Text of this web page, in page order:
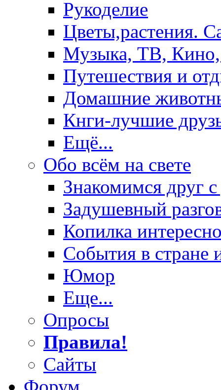
Рукоделие
Цветы,растения.
Музыка, ТВ,
Путешествия и
Домашние
Кнги-лучшие
Ещё...
Обо всём на свете
Знакомимся друг
Задушевный
Копилка
События в стране
Юмор
Еще...
Опросы
Правила!
Сайты